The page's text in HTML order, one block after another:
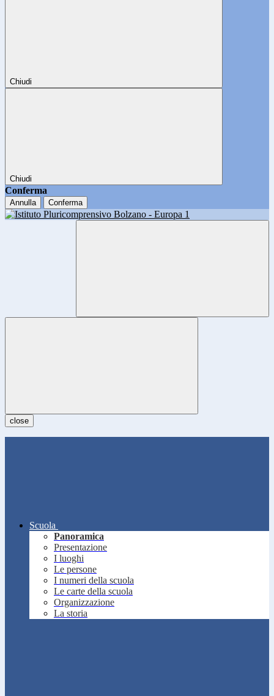
Chiudi
Chiudi
Conferma
Annulla Conferma
close
Scuola
Panoramica
Presentazione
I luoghi
Le persone
I numeri della scuola
Le carte della scuola
Organizzazione
La storia